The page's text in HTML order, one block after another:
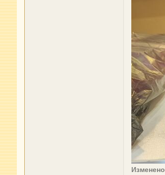
Изменено